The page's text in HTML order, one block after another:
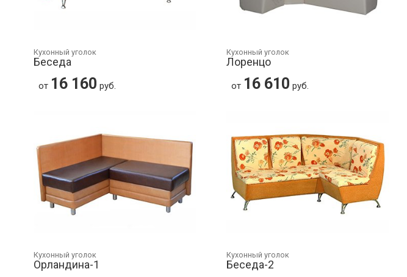
Кухонный уголок
Беседа
от 16 160 руб.
Кухонный уголок
Лоренцо
от 16 610 руб.
Кухонный уголок
Орландина-1
Кухонный уголок
Беседа-2